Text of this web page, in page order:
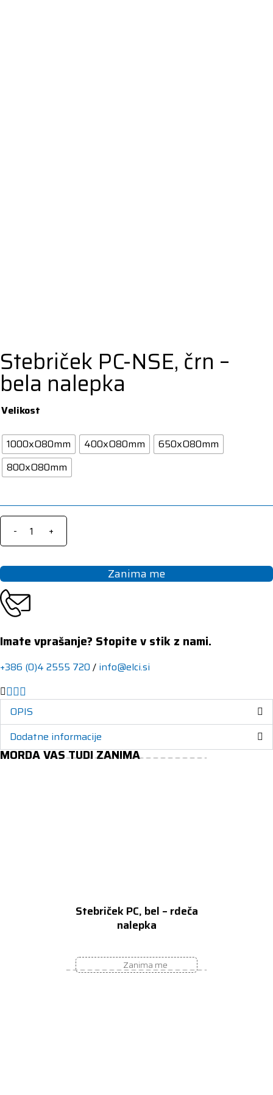
Stebriček PC-NSE, črn –
bela nalepka
Velikost
1000xO80mm 400xO80mm
650xO80mm
800xO80mm
- +
Zanima me
Imate vprašanje? Stopite v stik z nami.
+386 (0)4 2555 720 / info@elci.si
OPIS
Dodatne informacije
MORDA VAS TUDI ZANIMA
Stebriček PC, bel – rdeča
nalepka
Zanima me